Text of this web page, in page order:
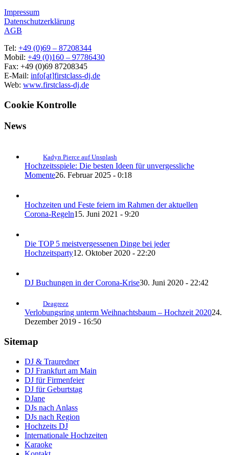
Impressum
Datenschutzerklärung
AGB
Tel: +49 (0)69 – 87208344
Mobil: +49 (0)160 – 97786430
Fax: +49 (0)69 87208345
E-Mail: info[at]firstclass-dj.de
Web: www.firstclass-dj.de
Cookie Kontrolle
News
Kadyn Pierce auf Unsplash
Hochzeitsspiele: Die besten Ideen für unvergessliche
Momente26. Februar 2025 - 0:18
Hochzeiten und Feste feiern im Rahmen der aktuellen
Corona-Regeln15. Juni 2021 - 9:20
Die TOP 5 meistvergessenen Dinge bei jeder
Hochzeitsparty12. Oktober 2020 - 22:20
DJ Buchungen in der Corona-Krise30. Juni 2020 - 22:42
Deagreez
Verlobungsring unterm Weihnachtsbaum – Hochzeit 202024.
Dezember 2019 - 16:50
Sitemap
DJ & Trauredner
DJ Frankfurt am Main
DJ für Firmenfeier
DJ für Geburtstag
DJane
DJs nach Anlass
DJs nach Region
Hochzeits DJ
Internationale Hochzeiten
Karaoke